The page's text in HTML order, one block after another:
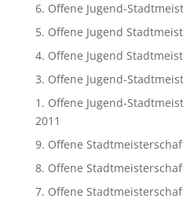
6. Offene Jugend-
5. Offene Jugend
4. Offene Jugend
3. Offene Jugend-
1. Offene Jugend-
2011
9. Offene
8. Offene
7. Offene